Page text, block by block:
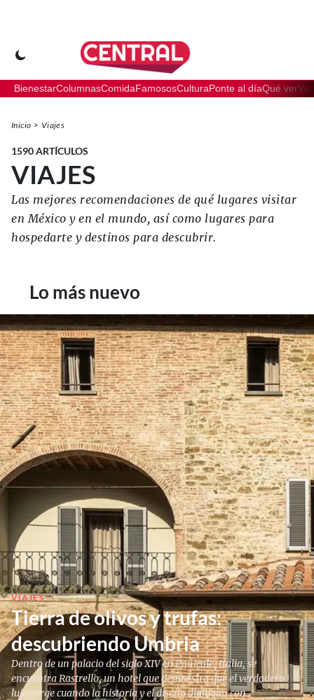
BienestarColumnasComidaFamososCulturaPonte al díaQué ver
Inicio Viajes
1590ARTÍCULOS
VIAJES
Las mejores recomendaciones de qué lugares visitar
en México y en el mundo, así como lugares para
hospedarte y destinos para descubrir.
Lo más nuevo
VIAJES
Tierra de olivos y trufas:
descubriendo Umbria
Dentro de un palacio del siglo XIV en Panicale, Italia, se
encuentra Rastrello, un hotel que demuestra que el verdadero
lujo surge cuando la historia y el diseño dialogan con